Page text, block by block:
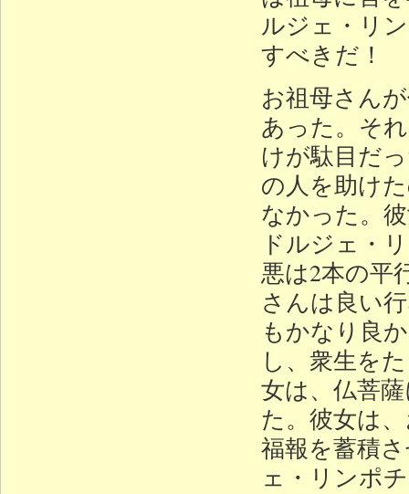
ルジェ・リ
すべきだ！
お祖母さん
あった。そ
けが駄目だ
の人を助け
なかった。
ドルジェ・
悪は2本の平
さんは良い
もかなり良
し、衆生を
女は、仏菩
た。彼女は
福報を蓄積
ェ・リンポ